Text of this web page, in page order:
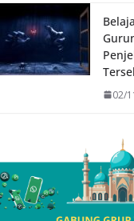
02/